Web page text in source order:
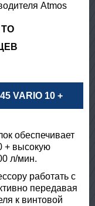
Atmos
ТО
VARIO 10 +
обеспечивает
+ высокую
л/мин.
работать с
передавая
к винтовой